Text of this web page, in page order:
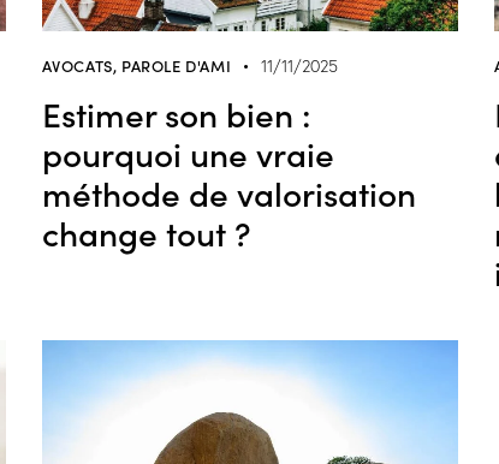
AVOCATS, PAROLE D'AMI 11/11/2025
Estimer son bien :
pourquoi une vraie
méthode de valorisation
change tout ?